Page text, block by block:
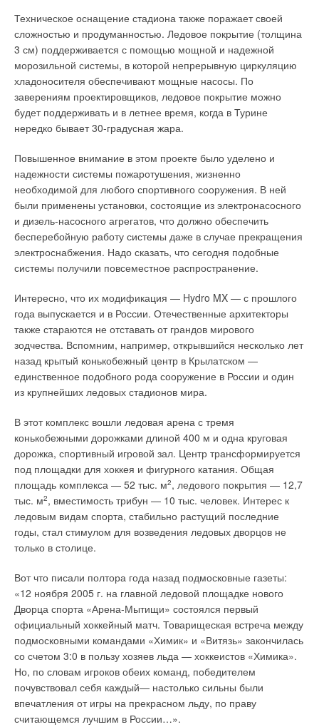
Техническое оснащение стадиона также поражает своей
сложностью и продуманностью. Ледовое покрытие (толщина
3 см) поддерживается с помощью мощной и надежной
морозильной системы, в которой непрерывную циркуляцию
хладоносителя обеспечивают мощные насосы. По
заверениям проектировщиков, ледовое покрытие можно
будет поддерживать и в летнее время, когда в Турине
нередко бывает 30-градусная жара.
Повышенное внимание в этом проекте было уделено и
надежности системы пожаротушения, жизненно
необходимой для любого спортивного сооружения. В ней
были применены установки, состоящие из электронасосного
и дизель-насосного агрегатов, что должно обеспечить
бесперебойную работу системы даже в случае прекращения
электроснабжения. Надо сказать, что сегодня подобные
системы получили повсеместное распространение.
Интересно, что их модификация — Hydro MX — с прошлого
года выпускается и в России. Отечественные архитекторы
также стараются не отставать от грандов мирового
зодчества. Вспомним, например, открывшийся несколько лет
назад крытый конькобежный центр в Крылатском —
единственное подобного рода сооружение в России и один
из крупнейших ледовых стадионов мира.
В этот комплекс вошли ледовая арена с тремя
конькобежными дорожками длиной 400 м и одна круговая
дорожка, спортивный игровой зал. Центр трансформируется
под площадки для хоккея и фигурного катания. Общая
площадь комплекса — 52 тыс. м2, ледового покрытия — 12,7
тыс. м2, вместимость трибун — 10 тыс. человек. Интерес к
ледовым видам спорта, стабильно растущий последние
годы, стал стимулом для возведения ледовых дворцов не
только в столице.
Вот что писали полтора года назад подмосковные газеты:
«12 ноября 2005 г. на главной ледовой площадке нового
Дворца спорта «Арена-Мытищи» состоялся первый
официальный хоккейный матч. Товарищеская встреча между
подмосковными командами «Химик» и «Витязь» закончилась
со счетом 3:0 в пользу хозяев льда — хоккеистов «Химика».
Но, по словам игроков обеих команд, победителем
почувствовал себя каждый— настолько сильны были
впечатления от игры на прекрасном льду, по праву
считающемся лучшим в России…».
Комментарии
В этой теме еще нет комментариев
Добавить комментарий
Ваше имя *
Ваш E-mail *
Текст комментария